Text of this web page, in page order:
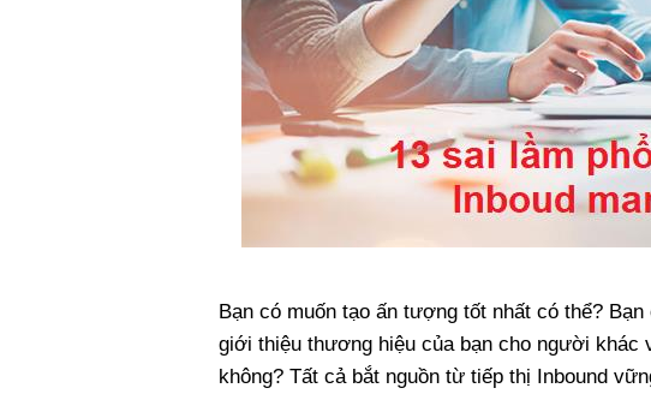
Bạn có muốn tạo ấn tượng tốt nhất có thể? Bạn
giới thiệu thương hiệu của bạn cho người khác
không? Tất cả bắt nguồn từ tiếp thị Inbound